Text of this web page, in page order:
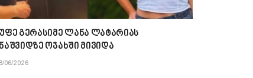
გერასიმე ლანა ლატარიას
ოჯახში მივიდა
06/2026